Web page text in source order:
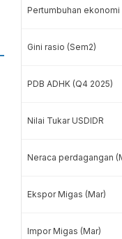
Pertumbuhan ekonomi
Gini rasio (Sem2)
PDB ADHK (Q4 2025)
Nilai Tukar USDIDR
Neraca perdagangan
Ekspor Migas (Mar)
Impor Migas (Mar)